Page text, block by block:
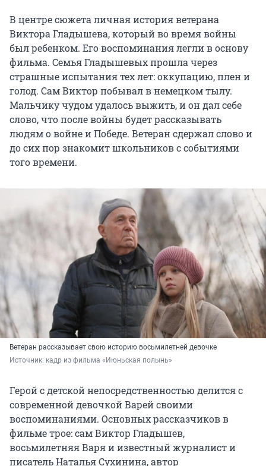
В центре сюжета личная история ветерана
Виктора Гладышева, который во время войны
был ребенком. Его воспоминания легли в основу
фильма. Семья Гладышевых прошла через
страшные испытания тех лет: оккупацию, плен и
голод. Сам Виктор побывал в немецком тылу.
Мальчику чудом удалось выжить, и он дал себе
слово, что после войны будет рассказывать
людям о войне и Победе. Ветеран сдержал слово и
до сих пор знакомит школьников с событиями
того времени.
Ветеран рассказывает свою историю восьмилетней девочке
Источник: кадр из фильма «Июньская полынь»
Герой с детской непосредственностью делится с
современной девочкой Варей своими
воспоминаниями. Основных рассказчиков в
фильме трое: сам Виктор Гладышев,
восьмилетняя Варя и известный журналист и
писатель Наталья Сухинина, автор